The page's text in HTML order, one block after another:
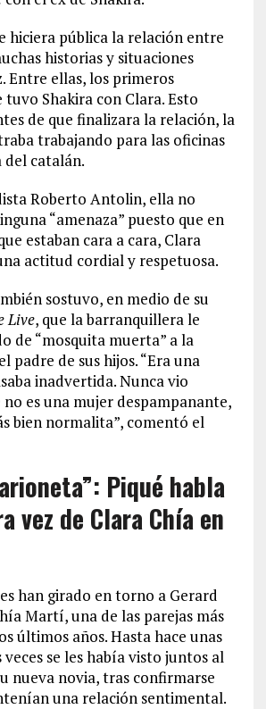
hiciera pública la relación entre
historias y situaciones
Entre ellas, los primeros
Shakira con Clara. Esto
de que finalizara la relación, la
trabajando para las oficinas
del catalán.
Roberto Antolin, ella no
“amenaza” puesto que en
estaban cara a cara, Clara
actitud cordial y respetuosa.
sostuvo, en medio de su
Live, que la barranquillera le
de “mosquita muerta” a la
padre de sus hijos. “Era una
inadvertida. Nunca vio
es una mujer despampanante,
bien normalita”, comentó el
Piqué habla
vez de Clara Chía en
han girado en torno a Gerard
Martí, una de las parejas más
últimos años. Hasta hace unas
veces se les había visto juntos al
nueva novia, tras confirmarse
una relación sentimental.